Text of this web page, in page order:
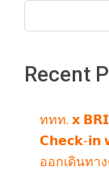
Recent
ททท. 𝘅
𝗖𝗵𝗲𝗰𝗸-𝗶𝗻
ออกเดินทา